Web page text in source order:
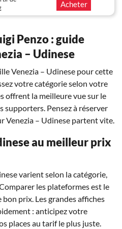
Acheter
Penzo : guide
– Udinese
Venezia – Udinese pour cette
votre catégorie selon votre
offrent la meilleure vue sur le
supporters. Pensez à réserver
Venezia – Udinese partent vite.
au meilleur prix
varient selon la catégorie,
les plateformes est le
prix. Les grandes affiches
: anticipez votre
places au tarif le plus juste.